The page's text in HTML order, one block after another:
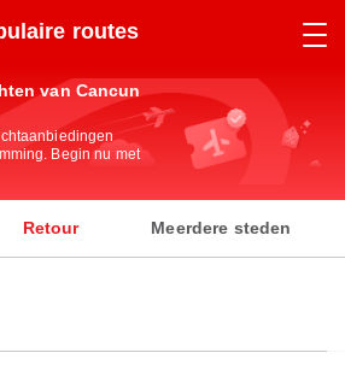
routes
van Cancun
Begin nu met
Retour Meerdere steden